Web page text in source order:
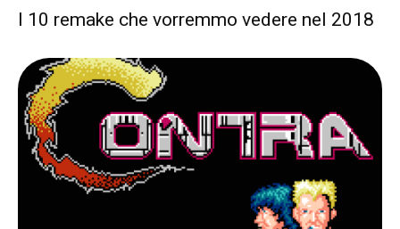
I 10 remake che vorremmo vedere nel 2018